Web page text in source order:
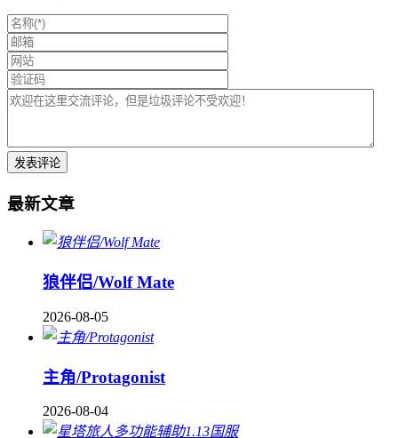
最新文章
狼伴侣/Wolf Mate
2026-08-05
主角/Protagonist
2026-08-04